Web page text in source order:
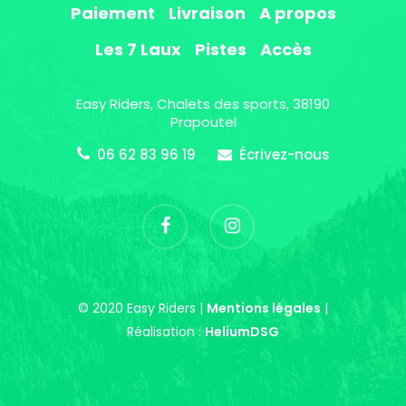
Paiement Livraison
A propos
Les 7 Laux
Pistes Accès
Easy Riders, Chalets des sports, 38190
Prapoutel
06 62 83 96 19
Écrivez-nous
© 2020 Easy Riders | Mentions légales |
Réalisation : HeliumDSG